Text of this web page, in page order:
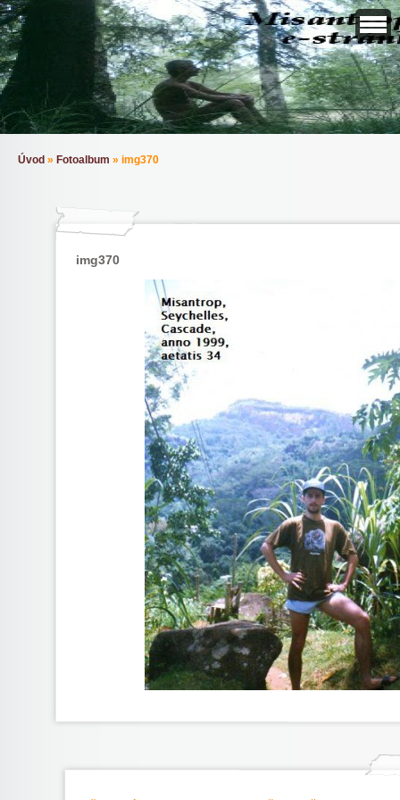
Úvod » Fotoalbum » img370
img370